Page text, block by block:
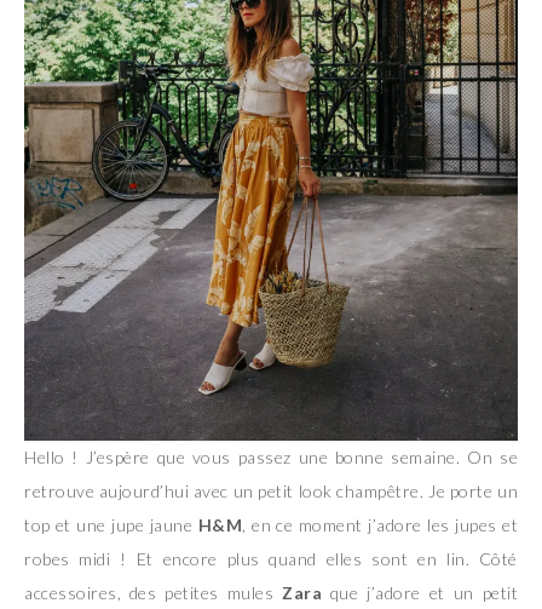
Hello ! J’espère que vous passez une bonne semaine. On se
retrouve aujourd’hui avec un petit look champêtre. Je porte un
top et une jupe jaune H&M , en ce moment j’adore les jupes et
robes midi ! Et encore plus quand elles sont en lin. Côté
accessoires, des petites mules Zara que j’adore et un petit